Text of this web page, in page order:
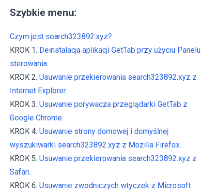
Szybkie menu:
Czym jest search323892.xyz?
KROK 1. Deinstalacja aplikacji GetTab przy użyciu Panelu
sterowania.
KROK 2. Usuwanie przekierowania search323892.xyz z
Internet Explorer.
KROK 3. Usuwanie porywacza przeglądarki GetTab z
Google Chrome.
KROK 4. Usuwanie strony domowej i domyślnej
wyszukiwarki search323892.xyz z Mozilla Firefox.
KROK 5. Usuwanie przekierowania search323892.xyz z
Safari.
KROK 6. Usuwanie zwodniczych wtyczek z Microsoft